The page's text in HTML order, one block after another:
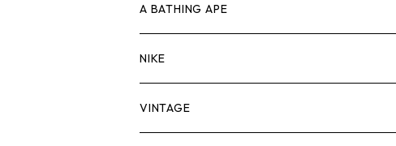
キャップ・ハット
バッグ
シューズ
パンツ
キャップ・ハット
バッグ
ジャケット
パンツ
キャップ・ハット
シャツ
ジャケット
パンツ
スウェット/ニット
シャツ
ジャケット
ロンT
スウェット/ニット
シャツ
Tシャツ
ロンTEE
スウェット/ニット
A BATHING APE
Tシャツ
ロンTEE
NIKE
シューズ
VINTAGE